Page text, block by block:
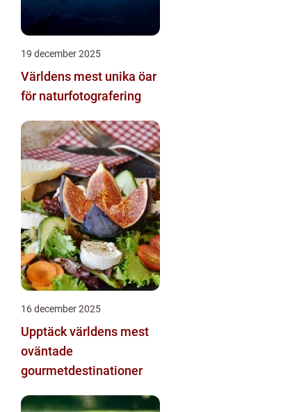
19 december 2025
Världens mest unika öar
för naturfotografering
16 december 2025
Upptäck världens mest
oväntade
gourmetdestinationer